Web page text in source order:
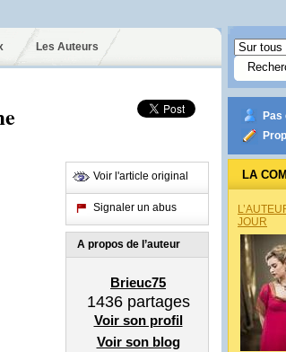
Les Auteurs
Voir l'article original
Signaler un abus
A propos de l’auteur
Brieuc75
1436partages
Voir son profil
Voir son blog
LA
JOUR